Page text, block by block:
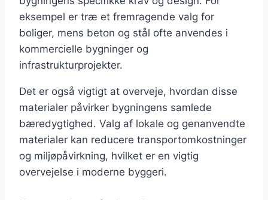
eksempel er træ et fremragende valg for
boliger, mens beton og stål ofte anvendes i
kommercielle bygninger og
infrastrukturprojekter.
Det er også vigtigt at overveje, hvordan disse
materialer påvirker bygningens samlede
bæredygtighed. Valg af lokale og genanvendte
materialer kan reducere transportomkostninger
og miljøpåvirkning, hvilket er en vigtig
overvejelse i moderne byggeri.